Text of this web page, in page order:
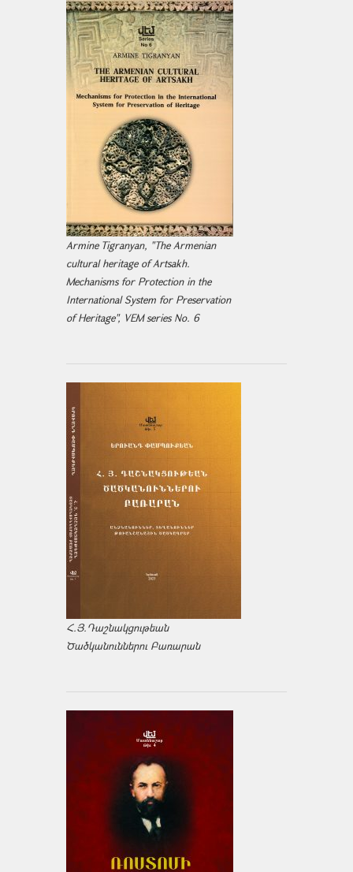
Armine Tigranyan, "The Armenian
cultural heritage of Artsakh.
Mechanisms for Protection in the
International System for Preservation
of Heritage", VEM series No. 6
Հ.Յ.Դաշնակցութեան
Ծածկանուններու Բառարան